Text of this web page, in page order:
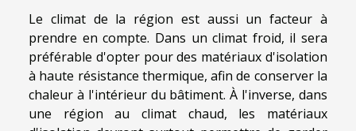
Le climat de la région est aussi un facteur à
prendre en compte. Dans un climat froid, il sera
préférable d'opter pour des matériaux d'isolation
à haute résistance thermique, afin de conserver la
chaleur à l'intérieur du bâtiment. À l'inverse, dans
une région au climat chaud, les matériaux